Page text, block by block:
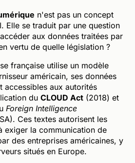
n'est pas un concept
Elle se traduit par une question
aux données traitées par
vertu de quelle législation ?
française utilise un modèle
américain, ses données
accessibles aux autorités
du CLOUD Act (2018) et
Foreign Intelligence
Ces textes autorisent les
exiger la communication de
des entreprises américaines, y
situés en Europe.